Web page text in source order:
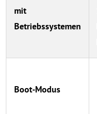
mit
Betriebssystemen
Boot-Modus